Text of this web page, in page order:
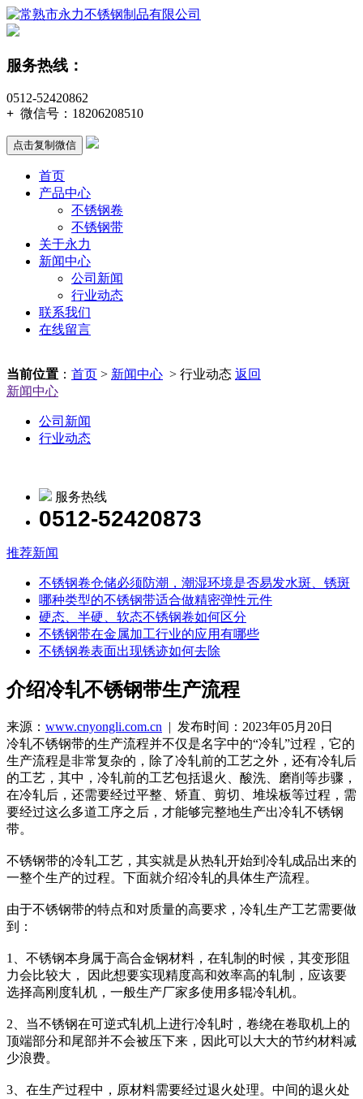
服务热线：
0512-52420862
+ 微信号： 18206208510
点击复制微信
首页
产品中心
不锈钢卷
不锈钢带
关于永力
新闻中心
公司新闻
行业动态
联系我们
在线留言
当前位置 ： 首页 > 新闻中心 > 行业动态 返回
新闻中心
公司新闻
行业动态
服务热线
0512-52420873
推荐新闻
不锈钢卷仓储必须防潮，潮湿环境是否易发水斑、锈斑
哪种类型的不锈钢带适合做精密弹性元件
硬态、半硬、软态不锈钢卷如何区分
不锈钢带在金属加工行业的应用有哪些
不锈钢卷表面出现锈迹如何去除
介绍冷轧不锈钢带生产流程
来源： www.cnyongli.com.cn | 发布时间：2023年05月20日
冷轧不锈钢带的生产流程并不仅是名字中的“冷轧”过程，它的
生产流程是非常复杂的，除了冷轧前的工艺之外，还有冷轧后
的工艺，其中，冷轧前的工艺包括退火、酸洗、磨削等步骤，
在冷轧后，还需要经过平整、矫直、剪切、堆垛板等过程，需
要经过这么多道工序之后，才能够完整地生产出冷轧不锈钢
带。
不锈钢带的冷轧工艺，其实就是从热轧开始到冷轧成品出来的
一整个生产的过程。下面就介绍冷轧的具体生产流程。
由于不锈钢带的特点和对质量的高要求，冷轧生产工艺需要做
到：
1、不锈钢本身属于高合金钢材料，在轧制的时候，其变形阻
力会比较大， 因此想要实现精度高和效率高的轧制，应该要
选择高刚度轧机，一般生产厂家多使用多辊冷轧机。
2、当不锈钢在可逆式轧机上进行冷轧时，卷绕在卷取机上的
顶端部分和尾部并不会被压下来，因此可以大大的节约材料减
少浪费。
3、在生产过程中，原材料需要经过退火处理。中间的退火处